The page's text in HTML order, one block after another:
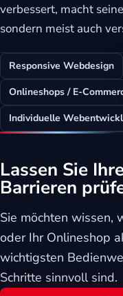
verbessert, macht
sondern meist auch
Responsive Webdesign
Onlineshops / E-
Individuelle
Lassen Sie
Barrieren
Sie möchten wissen,
oder Ihr Onlineshop
wichtigsten
Schritte sinnvoll sind.